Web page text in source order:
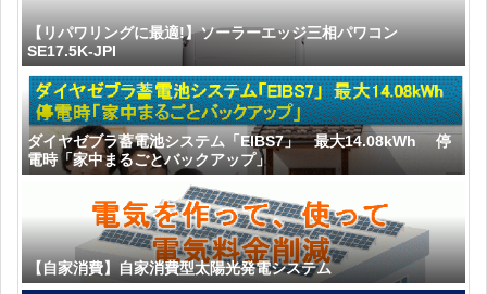
【リパワリングに最適!】ソーラーエッジ三相パワコン
SE17.5K-JPI
ダイヤゼブラ蓄電池システム「EIBS7」 最大14.08kWh 停
電時「家中まるごとバックアップ」
【自家消費】自家消費型太陽光発電システム